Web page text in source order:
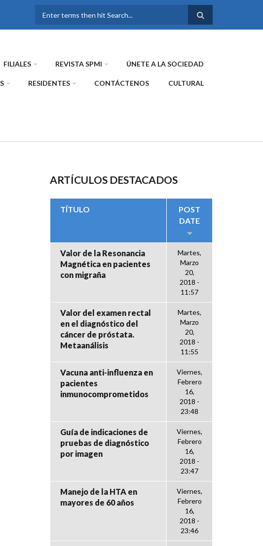
FORMULARIO DE
FILIALES REVISTA SPMI ÚNETE A LA SOCIEDAD
RESIDENTES CONTÁCTENOS CULTURAL
ARTÍCULOS DESTACADOS
TÍTULO
POST
DATE
Valor de la Resonancia
Magnética en pacientes
con migraña
Martes,
Marzo
20,
2018 -
11:57
Valor del examen rectal
en el diagnóstico del
cáncer de próstata.
Metaanálisis
Martes,
Marzo
20,
2018 -
11:55
Vacuna anti-influenza en
pacientes
inmunocomprometidos
Viernes,
Febrero
16,
2018 -
23:48
Guía de indicaciones de
pruebas de diagnóstico
por imagen
Viernes,
Febrero
16,
2018 -
23:47
Manejo de la HTA en
mayores de 60 años
Viernes,
Febrero
16,
2018 -
23:46